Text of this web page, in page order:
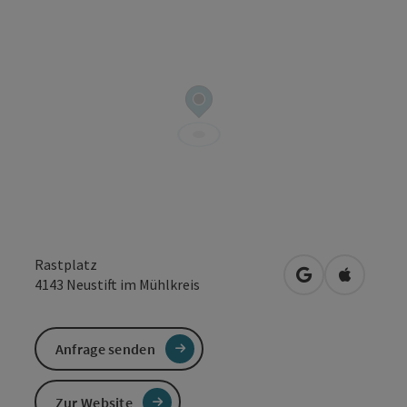
Rastplatz
4143 Neustift im Mühlkreis in Googlein Apple
Anfrage senden
Zur Website